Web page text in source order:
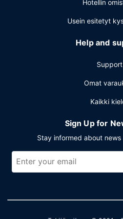
Hotellin
Usein esitetyt
Help and
Support
Omat
Kaikki
Sign Up for
Stay informed about